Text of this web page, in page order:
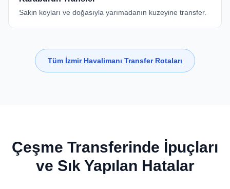
Sakin koyları ve doğasıyla yarımadanın kuzeyine transfer.
Tüm İzmir Havalimanı Transfer Rotaları
Çeşme Transferinde İpuçları
ve Sık Yapılan Hatalar